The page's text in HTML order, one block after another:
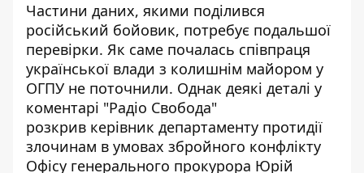
Частини даних, якими поділився
російський бойовик, потребує подальшої
перевірки. Як саме почалась співпраця
української влади з колишнім майором у
ОГПУ не поточнили. Однак деякі деталі у
коментарі "Радіо Свобода"
розкрив керівник департаменту протидії
злочинам в умовах збройного конфлікту
Офісу генерального прокурора Юрій